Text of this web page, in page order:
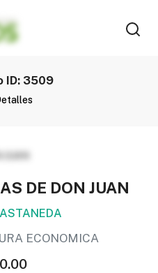
ID: 3509
DE DON JUAN
ECONOMICA